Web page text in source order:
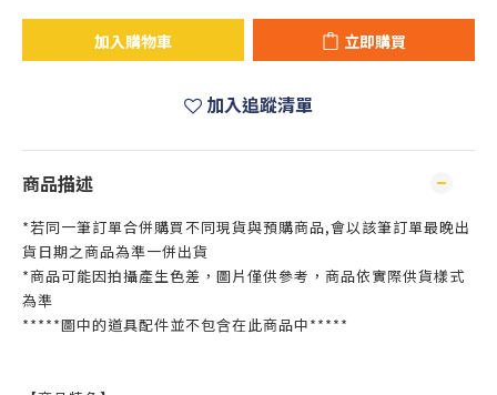
加入購物車 立即購買
加入追蹤清單
商品描述
*若同一筆訂單合併購買不同現貨與預購商品,會以該筆訂單最晚出
貨日期之商品為準一併出貨
*商品可能因拍攝產生色差，圖片僅供參考，商品依實際供貨樣式
為準
*****圖中的道具配件並不包含在此商品中*****